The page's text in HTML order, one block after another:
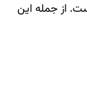
از جمله این